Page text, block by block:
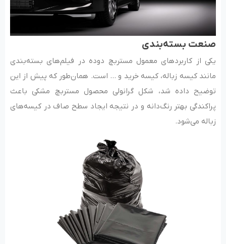
صنعت بسته‌بندی
یکی از کاربردهای معمول مستربچ دوده در فیلم‌های بسته‌بندی
مانند کیسه زباله، کیسه خرید و … است. همان‌طور که پیش از این
توضیح داده شد، شکل گرانولی محصول مستربچ مشکی باعث
پراکندگی بهتر رنگ‌دانه و در نتیجه ایجاد سطح صاف در کیسه‌های
زباله می‌شود.